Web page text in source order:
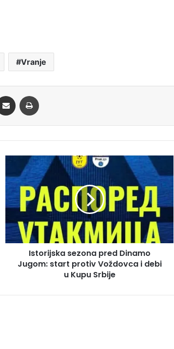
Vranje
Share via Email
Istorijska sezona pred Dinamo
Jugom: start protiv Voždovca i debi
u Kupu Srbije